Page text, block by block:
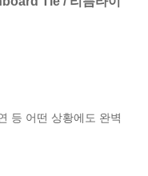
등 어떤 상황에도 완벽